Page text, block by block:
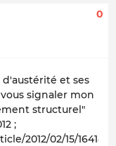
0
et ses
signaler mon
structurel"
;
2012/02/15/